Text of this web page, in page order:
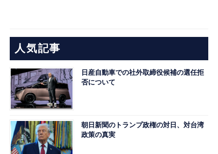
人気記事
日産自動車での社外取締役候補の選任拒
否について
朝日新聞のトランプ政権の対日、対台湾
政策の真実